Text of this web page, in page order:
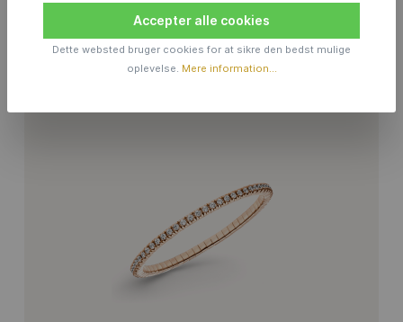
DAZZLING-COLORS FLEX BRACELET
ROSÉVERGOLDET - BLACK
Accepter alle cookies
Dette websted bruger cookies for at sikre den bedst mulige
oplevelse. Mere information...